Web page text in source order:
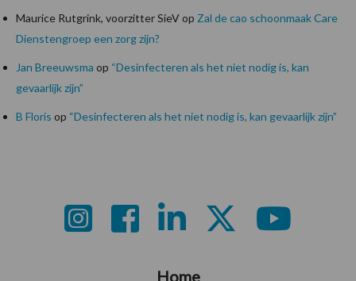
Maurice Rutgrink, voorzitter SieVop Zal de cao schoonmaak Care
Dienstengroep een zorg zijn?
Jan Breeuwsma op “Desinfecteren als het niet nodig is, kan
gevaarlijk zijn”
B Floris op “Desinfecteren als het niet nodig is, kan gevaarlijk zijn”
Home